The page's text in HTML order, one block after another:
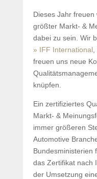
Dieses Jahr
größter Markt- &
dabei zu sein. Wir
» IFF International,
freuen uns neue
knüpfen.
Ein zertifiziertes
Markt- &
immer größeren
Automotive
Bundesministerien
das Zertifikat nach
der Umsetzung